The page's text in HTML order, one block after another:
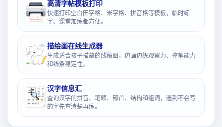
高清字帖模板打印
快速打印空白田字格、米字格、拼音格等模板，临时练
字、课堂加练都方便。
描绘画在线生成器
生成适合孩子描摹的线稿图，边画边练观察力、控笔能力
和线条稳定性。
汉字信息汇
查询汉字的拼音、笔顺、部首、结构和组词，遇到不会写
的字先查清楚再练。